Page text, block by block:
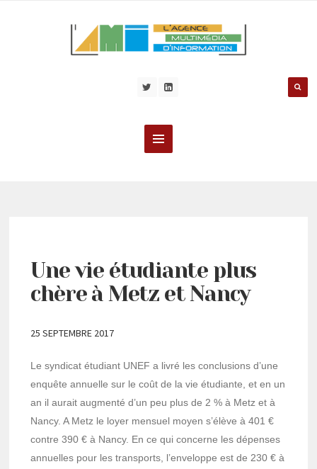
Une vie étudiante plus
chère à Metz et Nancy
25 SEPTEMBRE 2017
Le syndicat étudiant UNEF a livré les conclusions d’une
enquête annuelle sur le coût de la vie étudiante, et en un
an il aurait augmenté d’un peu plus de 2 % à Metz et à
Nancy. A Metz le loyer mensuel moyen s’élève à 401 €
contre 390 € à Nancy. En ce qui concerne les dépenses
annuelles pour les transports, l’enveloppe est de 230 € à